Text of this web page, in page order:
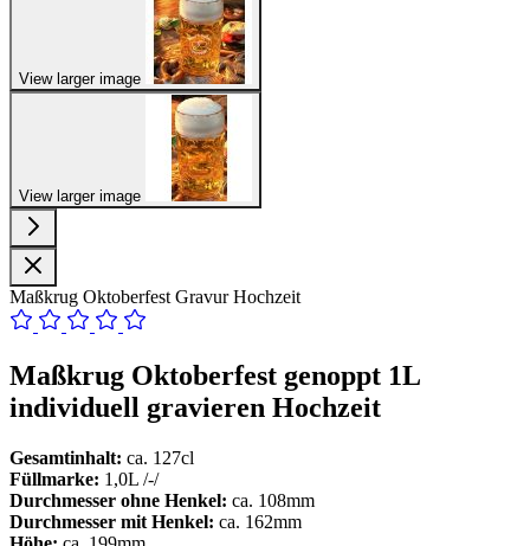
View larger image
View larger image
Maßkrug Oktoberfest Gravur Hochzeit
Maßkrug Oktoberfest genoppt 1L
individuell gravieren Hochzeit
Gesamtinhalt: ca. 127cl
Füllmarke: 1,0L /-/
Durchmesser ohne Henkel: ca. 108mm
Durchmesser mit Henkel: ca. 162mm